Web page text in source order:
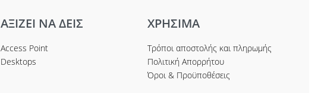
ΑΞΙΖΕΙ ΝΑ ΔΕΙΣ
Access Point
Desktops
ΧΡΗΣΙΜΑ
Τρόποι αποστολής και πληρωμής
Πολιτική Απορρήτου
Όροι & Προϋποθέσεις